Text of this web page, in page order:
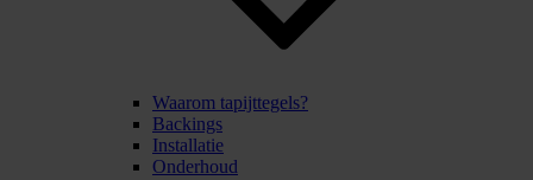
Waarom tapijttegels?
Backings
Installatie
Onderhoud